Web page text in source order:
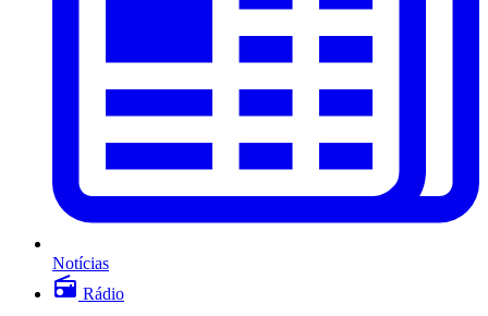
Notícias
Rádio